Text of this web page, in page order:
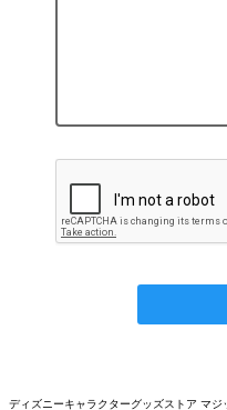
ディズニーキャラクターグッズストア マ